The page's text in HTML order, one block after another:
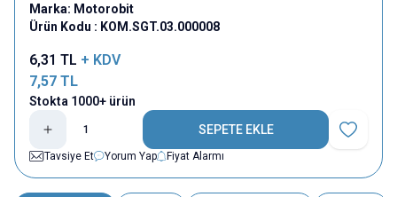
Marka: Motorobit
Ürün Kodu : KOM.SGT.03.000008
6,31 TL + KDV
7,57 TL
Stokta 1000+ ürün
SEPETE EKLE
Favoriye
Tavsiye Et
Yorum Yap Fiyat Alarmı